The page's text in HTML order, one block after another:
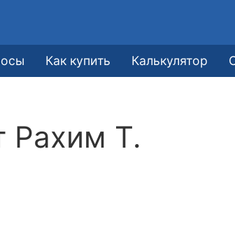
Как купить Калькулятор
Рахим Т.